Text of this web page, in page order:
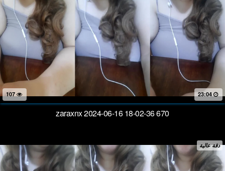
23:04
zaraxnx 2024-06-16 18-02-36 670
دقة عالية